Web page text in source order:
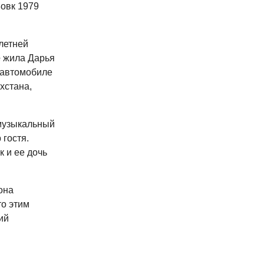
1979
жила Дарья
и ее дочь
этим